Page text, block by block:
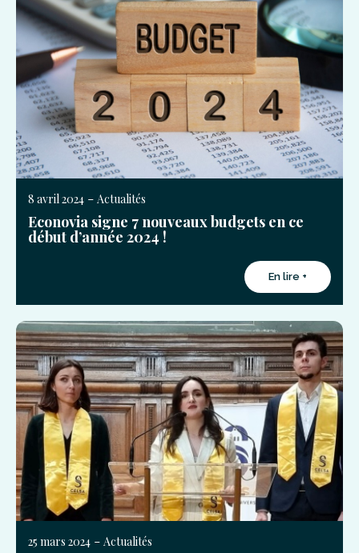
8 avril 2024 - Actualités
Econovia signe 7 nouveaux budgets en ce
début d’année 2024 !
En lire +
25 mars 2024 - Actualités